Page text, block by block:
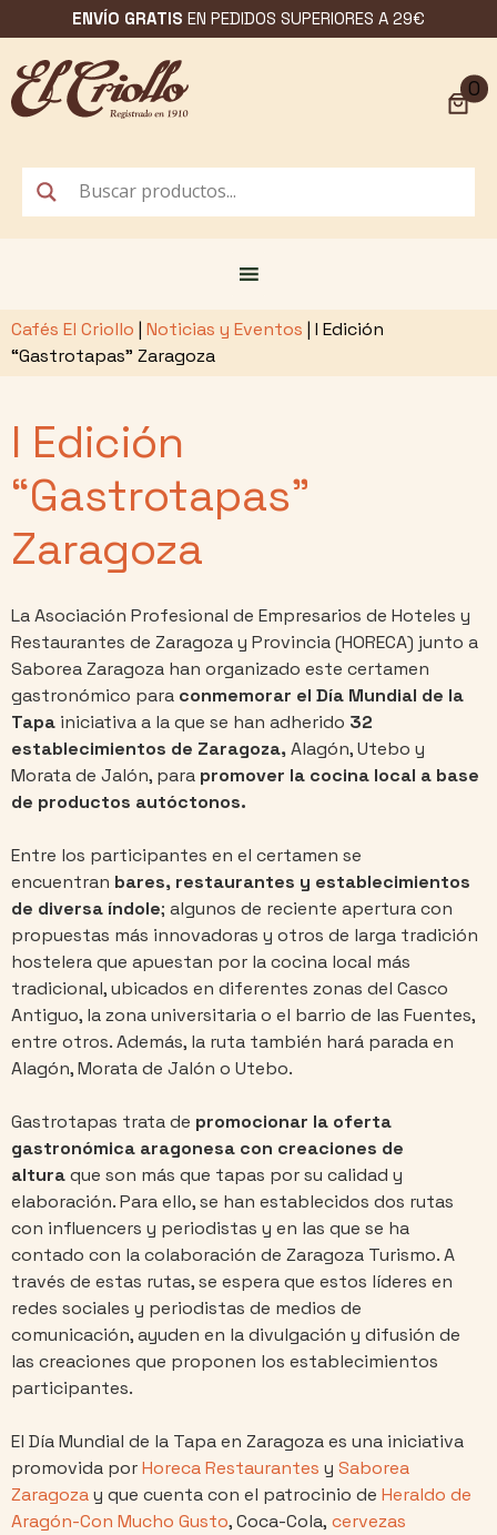
al
contenido
ENVÍO GRATIS EN PEDIDOS SUPERIORES A 29€
0
Cafés El Criollo | Noticias y Eventos | I Edición
“Gastrotapas” Zaragoza
I Edición
“Gastrotapas”
Zaragoza
La Asociación Profesional de Empresarios de Hoteles y
Restaurantes de Zaragoza y Provincia (HORECA) junto a
Saborea Zaragoza han organizado este certamen
gastronómico para conmemorar el Día Mundial de la
Tapa iniciativa a la que se han adherido 32
establecimientos de Zaragoza,Alagón, Utebo y
Morata de Jalón, para promover la cocina local a base
de productos autóctonos.
Entre los participantes en el certamen se
encuentran bares, restaurantes y establecimientos
de diversa índole; algunos de reciente apertura con
propuestas más innovadoras y otros de larga tradición
hostelera que apuestan por la cocina local más
tradicional, ubicados en diferentes zonas del Casco
Antiguo, la zona universitaria o el barrio de las Fuentes,
entre otros. Además, la ruta también hará parada en
Alagón, Morata de Jalón o Utebo.
Gastrotapas trata de promocionar la oferta
gastronómica aragonesa con creaciones de
alturaque son más que tapas por su calidad y
elaboración. Para ello, se han establecidos dos rutas
con influencers y periodistas y en las que se ha
contado con la colaboración de Zaragoza Turismo. A
través de estas rutas, se espera que estos líderes en
redes sociales y periodistas de medios de
comunicación, ayuden en la divulgación y difusión de
las creaciones que proponen los establecimientos
participantes.
El Día Mundial de la Tapa en Zaragoza es una iniciativa
promovida porHoreca Restaurantes y Saborea
Zaragozay que cuenta con el patrocinio de Heraldo de
Aragón-Con Mucho Gusto, Coca-Cola, cervezas